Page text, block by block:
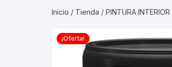
Inicio / Tienda / PINTURA INTERIOR
¡Oferta!